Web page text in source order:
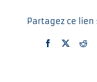
Partagez ce lien
Facebook
X